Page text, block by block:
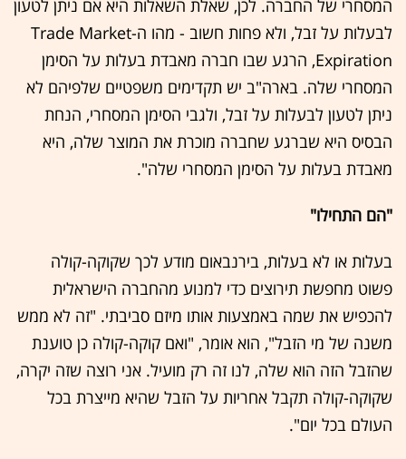
המסחרי של החברה. לכן, שאלת השאלות היא אם ניתן לטעון
לבעלות על זבל, ולא פחות חשוב - מהו ה-Trade Market
Expiration, הרגע שבו חברה מאבדת בעלות על הסימן
המסחרי שלה. בארה"ב יש תקדימים משפטיים שלפיהם לא
ניתן לטעון לבעלות על זבל, ולגבי הסימן המסחרי, הנחת
הבסיס היא שברגע שחברה מוכרת את המוצר שלה, היא
מאבדת בעלות על הסימן המסחרי שלה".
"הם התחילו"
בעלות או לא בעלות, בירנבאום מודע לכך שקוקה-קולה
פשוט מחפשת תירוצים כדי למנוע מהחברה הישראלית
להכפיש את שמה באמצעות אותו מיזם סביבתי. "זה לא ממש
משנה של מי הזבל", הוא אומר, "ואם קוקה-קולה כן טוענת
שהזבל הזה הוא שלה, לנו זה רק מועיל. אני רוצה שזה יקרה,
שקוקה-קולה תקבל אחריות על הזבל שהיא מייצרת בכל
העולם בכל יום".